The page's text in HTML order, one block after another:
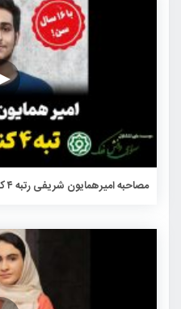
مصاحبه امیرهمایون شریفی رتبه ۴ کنکور ریاضی ۱۴۰۱ با ماز